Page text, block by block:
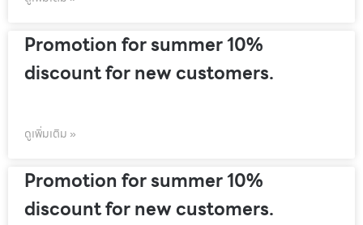
Promotion for summer 10%
discount for new customers.
ดูเพิ่มเติม »
Promotion for summer 10%
discount for new customers.